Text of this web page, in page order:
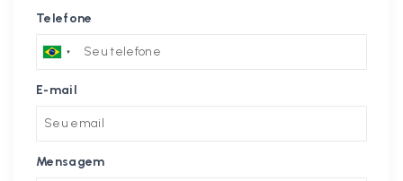
Telefone
E-mail
Mensagem